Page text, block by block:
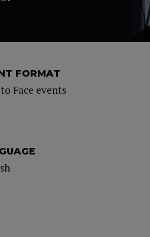
FORMAT
Face events